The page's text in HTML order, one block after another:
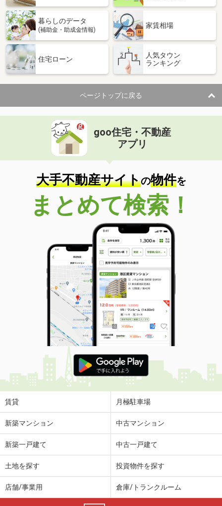
暮らしのデータ
(補助金・助成金情報)
家賃相場
住宅ローン
人気タウン
ランキング
ページトップに戻る
goo住宅・不動産
アプリ
大手不動産サイトの物件を
まとめて検索！
賃貸 月極駐車場
新築マンション 中古マンション
新築一戸建て 中古一戸建て
土地を探す 投資物件を探す
店舗/事業用 倉庫/トランクルーム